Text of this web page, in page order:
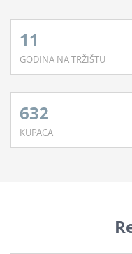
11
GODINA NA TRŽIŠTU
632
KUPACA